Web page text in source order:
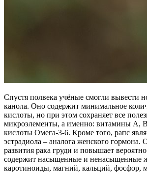
Спустя полвека учёные смогли вывести
канола. Оно содержит минимальное
кислоты, но при этом сохраняет все
микроэлементы, а именно: витамины А,
кислоты Омега-3-6. Кроме того, рапс
эстрадиола – аналога женского гормона.
развития рака груди и повышает
содержит насыщенные и ненасыщенные
каротиноиды, магний, кальций, фосфор,